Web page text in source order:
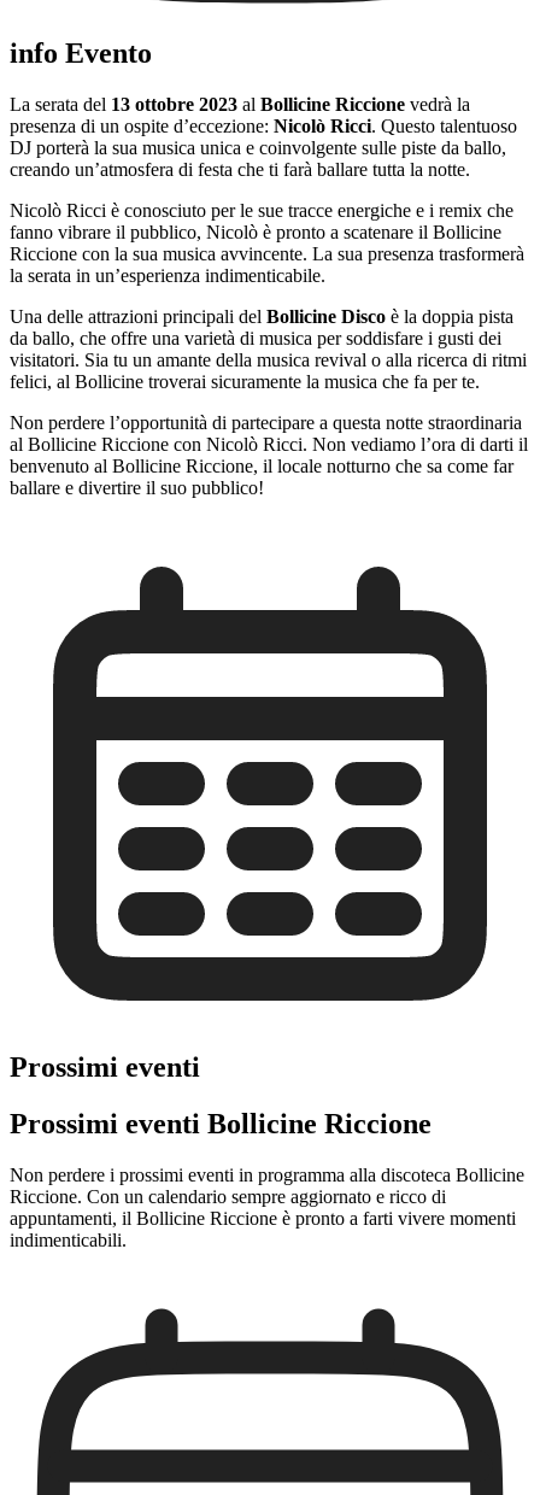
info Evento
La serata del 13 ottobre 2023 al Bollicine Riccione vedrà la
presenza di un ospite d’eccezione: Nicolò Ricci. Questo talentuoso
DJ porterà la sua musica unica e coinvolgente sulle piste da ballo,
creando un’atmosfera di festa che ti farà ballare tutta la notte.
Nicolò Ricci è conosciuto per le sue tracce energiche e i remix che
fanno vibrare il pubblico, Nicolò è pronto a scatenare il Bollicine
Riccione con la sua musica avvincente. La sua presenza trasformerà
la serata in un’esperienza indimenticabile.
Una delle attrazioni principali del Bollicine Disco è la doppia pista
da ballo, che offre una varietà di musica per soddisfare i gusti dei
visitatori. Sia tu un amante della musica revival o alla ricerca di ritmi
felici, al Bollicine troverai sicuramente la musica che fa per te.
Non perdere l’opportunità di partecipare a questa notte straordinaria
al Bollicine Riccione con Nicolò Ricci. Non vediamo l’ora di darti il
benvenuto al Bollicine Riccione, il locale notturno che sa come far
ballare e divertire il suo pubblico!
Prossimi eventi
Prossimi eventi Bollicine Riccione
Non perdere i prossimi eventi in programma alla discoteca Bollicine
Riccione. Con un calendario sempre aggiornato e ricco di
appuntamenti, il Bollicine Riccione è pronto a farti vivere momenti
indimenticabili.